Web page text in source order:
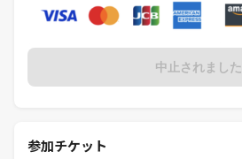
中止されました
参加チケット